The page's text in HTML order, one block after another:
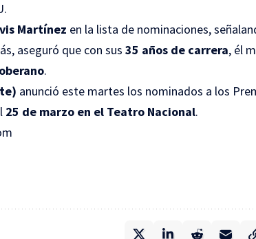
Martínez en la lista de nominaciones,
aseguró que con sus 35 años de carrera, él
.
anunció este martes los nominados a los
25 de marzo en el Teatro Nacional.